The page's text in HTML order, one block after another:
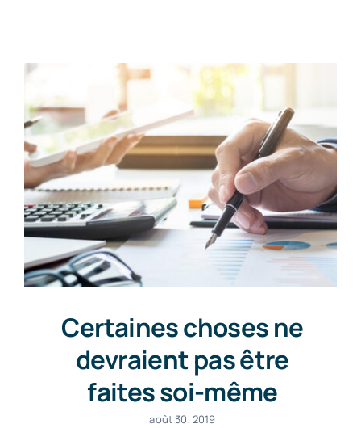
Certaines choses ne
devraient pas être
faites soi-même
août 30, 2019